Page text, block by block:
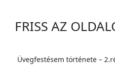
FRISS AZ
Üvegfestésem története –